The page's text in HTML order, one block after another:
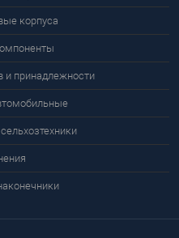
корпуса
и принадлежности